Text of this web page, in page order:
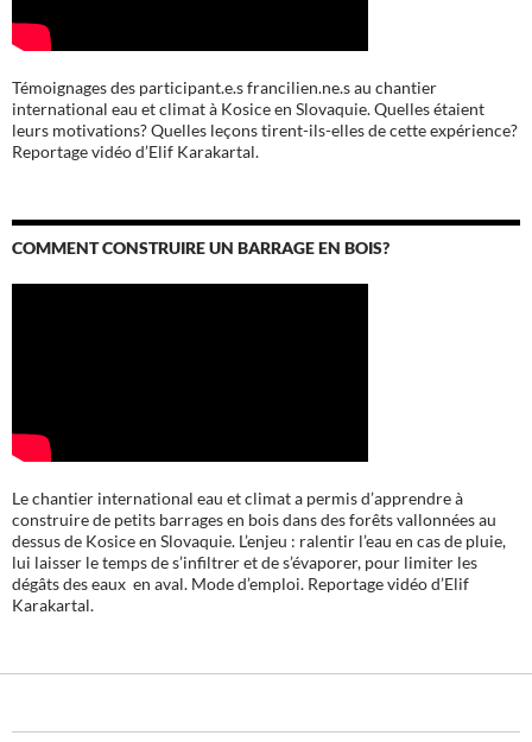
Témoignages des participant.e.s francilien.ne.s au chantier
international eau et climat à Kosice en Slovaquie. Quelles étaient
leurs motivations? Quelles leçons tirent-ils-elles de cette expérience?
Reportage vidéo d’Elif Karakartal.
COMMENT CONSTRUIRE UN BARRAGE EN BOIS?
Le chantier international eau et climat a permis d’apprendre à
construire de petits barrages en bois dans des forêts vallonnées au
dessus de Kosice en Slovaquie. L’enjeu : ralentir l’eau en cas de pluie,
lui laisser le temps de s’infiltrer et de s’évaporer, pour limiter les
dégâts des eaux en aval. Mode d’emploi. Reportage vidéo d’Elif
Karakartal.